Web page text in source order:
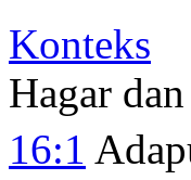
Konteks
Hagar
16:1